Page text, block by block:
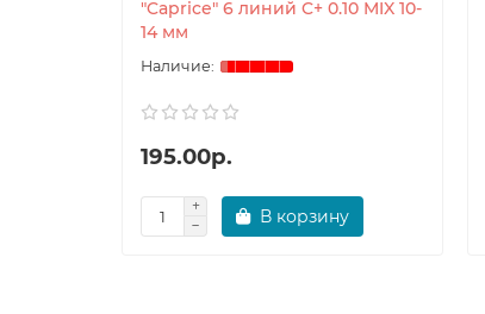
"Caprice" 6 линий C+ 0.10 MIX 10-
14 мм
195.00р.
В корзину